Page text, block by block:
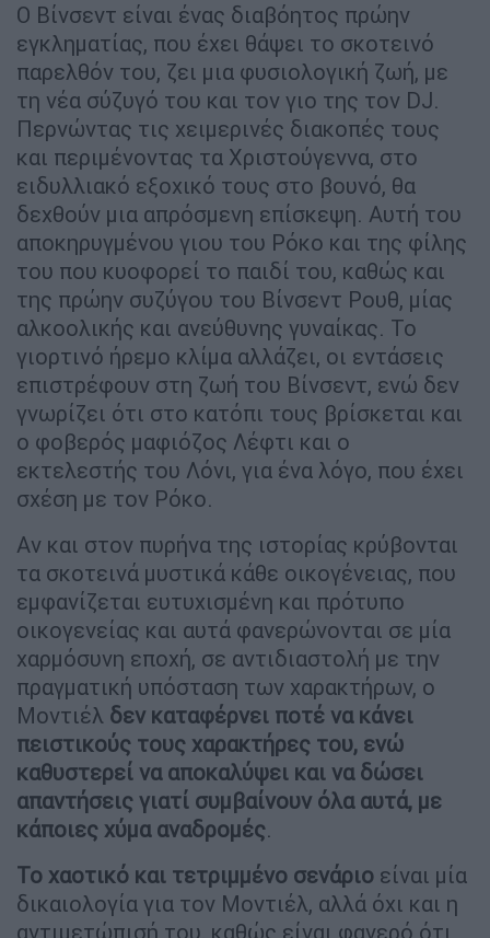
Ο Βίνσεντ είναι ένας διαβόητος πρώην
εγκληματίας, που έχει θάψει το σκοτεινό
παρελθόν του, ζει μια φυσιολογική ζωή, με
τη νέα σύζυγό του και τον γιο της τον DJ.
Περνώντας τις χειμερινές διακοπές τους
και περιμένοντας τα Χριστούγεννα, στο
ειδυλλιακό εξοχικό τους στο βουνό, θα
δεχθούν μια απρόσμενη επίσκεψη. Αυτή του
αποκηρυγμένου γιου του Ρόκο και της φίλης
του που κυοφορεί το παιδί του, καθώς και
της πρώην συζύγου του Βίνσεντ Ρουθ, μίας
αλκοολικής και ανεύθυνης γυναίκας. Το
γιορτινό ήρεμο κλίμα αλλάζει, οι εντάσεις
επιστρέφουν στη ζωή του Βίνσεντ, ενώ δεν
γνωρίζει ότι στο κατόπι τους βρίσκεται και
ο φοβερός μαφιόζος Λέφτι και ο
εκτελεστής του Λόνι, για ένα λόγο, που έχει
σχέση με τον Ρόκο.
Αν και στον πυρήνα της ιστορίας κρύβονται
τα σκοτεινά μυστικά κάθε οικογένειας, που
εμφανίζεται ευτυχισμένη και πρότυπο
οικογενείας και αυτά φανερώνονται σε μία
χαρμόσυνη εποχή, σε αντιδιαστολή με την
πραγματική υπόσταση των χαρακτήρων, ο
Μοντιέλ δεν καταφέρνει ποτέ να κάνει
πειστικούς τους χαρακτήρες του, ενώ
καθυστερεί να αποκαλύψει και να δώσει
απαντήσεις γιατί συμβαίνουν όλα αυτά, με
κάποιες χύμα αναδρομές.
Το χαοτικό και τετριμμένο σενάριο είναι μία
δικαιολογία για τον Μοντιέλ, αλλά όχι και η
αντιμετώπισή του, καθώς είναι φανερό ότι